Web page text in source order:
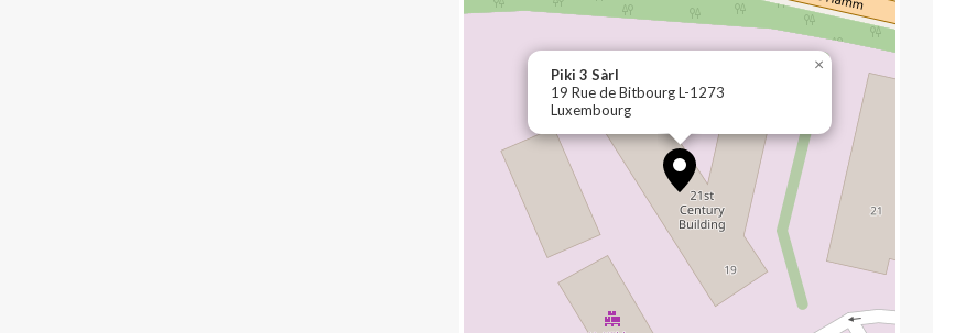
Piki 3 Sàrl
19 Rue de Bitbourg L-1273
Luxembourg
×